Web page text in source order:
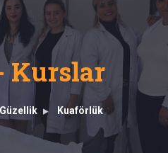
Kurslar
Güzellik Kuaförlük